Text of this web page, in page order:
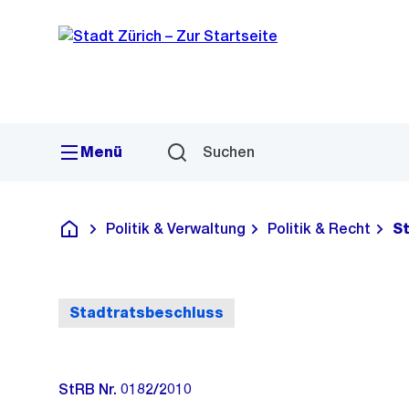
Navigation
Sprunglink
Menü Suchen
Deutsch
Politik & Verwaltung Politik & Recht
Stadtratsbeschluss
StRB Nr. 0182/2010